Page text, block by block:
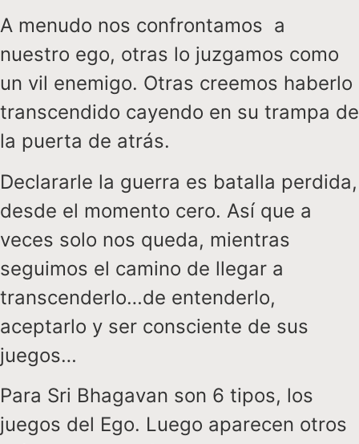
A menudo nos confrontamos a
nuestro ego, otras lo juzgamos como
un vil enemigo. Otras creemos haberlo
transcendido cayendo en su trampa de
la puerta de atrás.
Declararle la guerra es batalla perdida,
desde el momento cero. Así que a
veces solo nos queda, mientras
seguimos el camino de llegar a
transcenderlo…de entenderlo,
aceptarlo y ser consciente de sus
juegos…
Para Sri Bhagavan son 6 tipos, los
juegos del Ego. Luego aparecen otros